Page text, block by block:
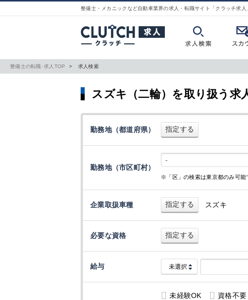
整備士・メカニックなど自動車業界の求人・転職サイト「クラッチ求人
整備士の転職･求人TOP 求人検索
スズキ（二輪）を取り扱う求
勤務地（都道府県） 指定する
勤務地（市区町村）
-
※「区」の検索は東京都のみ可能
企業取扱車種 指定する スズキ
必要な資格 指定する
給与
未経験OK 資格不要